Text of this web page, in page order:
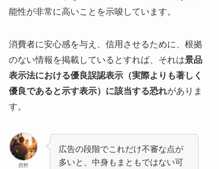
能性が非常に高いことを示唆しています。
消費者に安心感を与え、信用させるために、根拠
のない情報を掲載しているとすれば、それは景品
表示法における優良誤認表示（実際よりも著しく
優良であると示す表示）に該当する恐れがありま
す。
西野
広告の段階でこれだけ不審な点が
多いと、中身もまともではない可